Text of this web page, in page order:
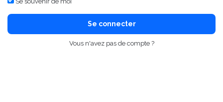
Se connecter
Vous n'avez pas de compte ?